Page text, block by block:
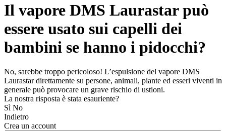
Il vapore DMS Laurastar può
essere usato sui capelli dei
bambini se hanno i pidocchi?
No, sarebbe troppo pericoloso! L’espulsione del vapore DMS
Laurastar direttamente su persone, animali, piante ed esseri viventi in
generale può provocare un grave rischio di ustioni.
La nostra risposta è stata esauriente?
Sì No
Indietro
Crea un account